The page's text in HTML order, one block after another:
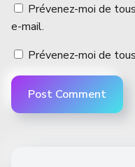
Prévenez-moi de
e-mail.
Prévenez-moi de